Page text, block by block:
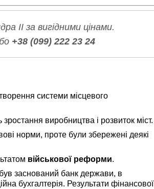
II за вигідними цінами.
+38 (099) 222 23 24
системи місцевого
виробництва і розвиток міст.
норми, проте були збережені деякі
військової реформи.
заснований банк держави, в
бухгалтерія. Результати фінансової